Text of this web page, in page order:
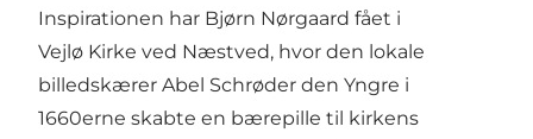
Inspirationen har Bjørn Nørgaard fået i
Vejlø Kirke ved Næstved, hvor den lokale
billedskærer Abel Schrøder den Yngre i
1660erne skabte en bærepille til kirkens